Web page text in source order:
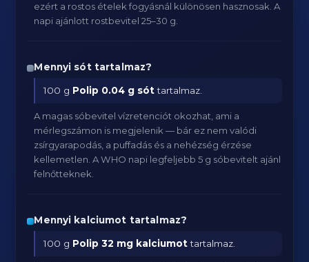
ezért a rostos ételek fogyásnál különösen hasznosak. A
napi ajánlott rostbevitel 25–30 g.
Mennyi sót tartalmaz?
100 g Polip 0.04 g sóttartalmaz.
A magas sóbevitel vízretenciót okozhat, ami a
mérlegszámon is megjelenik — bár ez nem valódi
zsírgyarapodás, a puffadás és a nehézség érzése
kellemetlen. A WHO napi legfeljebb 5 g sóbevitelt ajánl
felnőtteknek.
Mennyi kalciumot tartalmaz?
100 g Polip 32 mg kalciumottartalmaz.